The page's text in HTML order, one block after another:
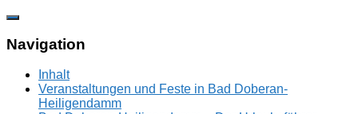
Zum
springen
Navigation
Inhalt
Veranstaltungen und Feste in Bad Doberan-
Heiligendamm